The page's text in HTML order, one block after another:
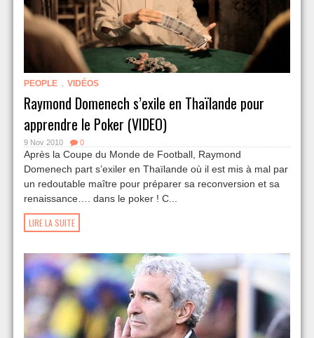
PEOPLE , VIDÉOS
Raymond Domenech s’exile en Thaïlande pour
apprendre le Poker (VIDEO)
9 Nov 2010 0
Après la Coupe du Monde de Football, Raymond
Domenech part s’exiler en Thaïlande où il est mis à mal par
un redoutable maître pour préparer sa reconversion et sa
renaissance…. dans le poker ! C...
LIRE LA SUITE